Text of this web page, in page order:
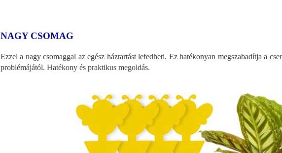
NAGY CSOMAG
Ezzel a nagy csomaggal az egész háztartást lefedheti. Ez hatékonyan megszabadítja a
problémájától. Hatékony és praktikus megoldás.